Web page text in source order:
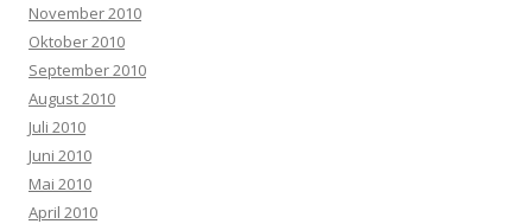
November 2010
Oktober 2010
September 2010
August 2010
Juli 2010
Juni 2010
Mai 2010
April 2010